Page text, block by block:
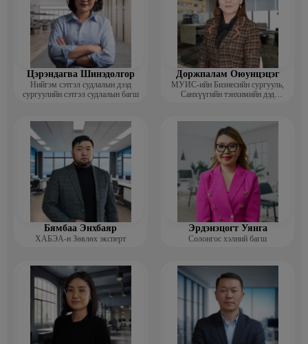
Цэрэндагва Шинэдолгор
Нийгэм сэтгэл судлалын дээд
сургуулийн сэтгэл судлалын багш
Доржпалам Оюунцэцэг
МУИС-ийн Бизнесийн сургууль,
Санхүүгийн тэнхимийн дэд
Бямбаа Энхбаяр
ХАБЭА-н Зөвлөх эксперт
Эрдэнэцогт Уянга
Солонгос хэлний багш